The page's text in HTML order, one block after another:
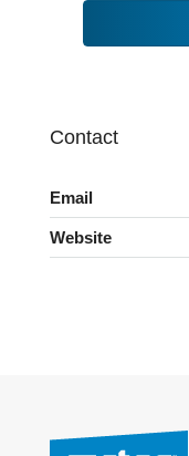
Contact
Email
Website